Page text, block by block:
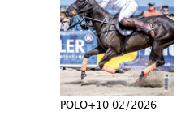
POLO+10 02/2026